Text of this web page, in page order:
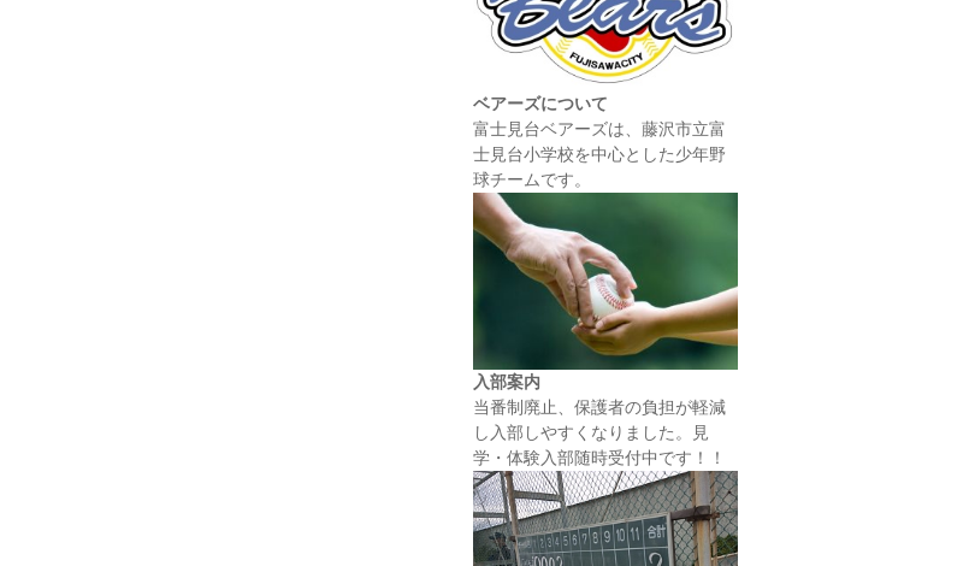
ベアーズについて
富士見台ベアーズは、藤沢市立富
士見台小学校を中心とした少年野
球チームです。
入部案内
当番制廃止、保護者の負担が軽減
し入部しやすくなりました。見
学・体験入部随時受付中です！！